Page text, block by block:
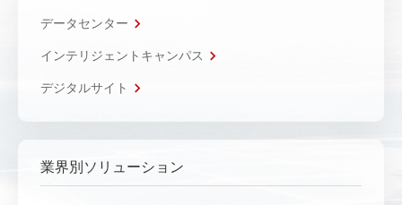
データセンター
インテリジェントキャンパス
デジタルサイト
業界別ソリューション